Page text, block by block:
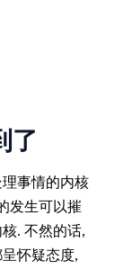
了
事情的内核
发生可以摧
. 不然的话,
怀疑态度,